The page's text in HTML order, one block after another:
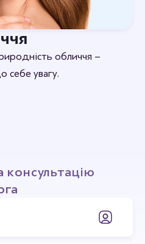
обличчя –
себе увагу.
консультацію